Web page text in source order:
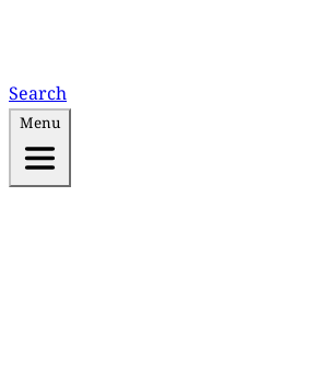
Search
Menu